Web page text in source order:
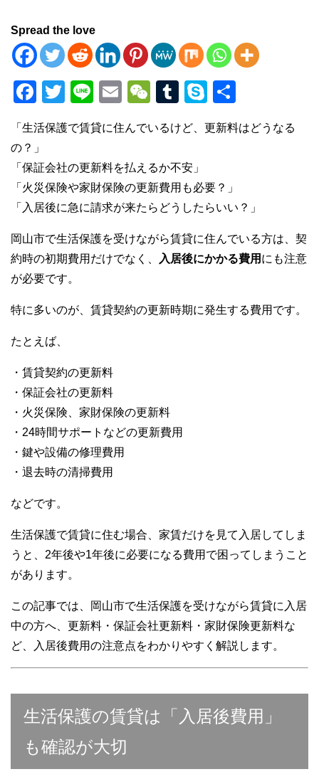
Spread the love
F
c
e
b
o
o
k
T
tt
er
Li
n
e
E
ail
W
C
h
at
T
m
bl
r
S
ky
p
「生活保護で賃貸に住んでいるけど、更新料はどうなる
の？」
「保証会社の更新料を払えるか不安」
「火災保険や家財保険の更新費用も必要？」
「入居後に急に請求が来たらどうしたらいい？」
岡山市で生活保護を受けながら賃貸に住んでいる方は、契
約時の初期費用だけでなく、
入居後にかかる費用 にも注意
が必要です。
特に多いのが、賃貸契約の更新時期に発生する費用です。
たとえば、
・賃貸契約の更新料
・保証会社の更新料
・火災保険、家財保険の更新料
・24時間サポートなどの更新費用
・鍵や設備の修理費用
・退去時の清掃費用
などです。
生活保護で賃貸に住む場合、家賃だけを見て入居してしま
うと、2年後や1年後に必要になる費用で困ってしまうこと
があります。
この記事では、岡山市で生活保護を受けながら賃貸に入居
中の方へ、更新料・保証会社更新料・家財保険更新料な
ど、入居後費用の注意点をわかりやすく解説します。
生活保護の賃貸は「入居後費用」
も確認が大切